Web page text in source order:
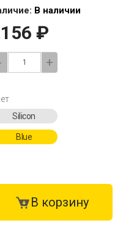
В наличии
₽
+
Silicon
Blue
В корзину